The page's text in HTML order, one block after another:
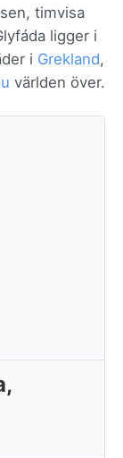
timvisa
ligger i
i Grekland,
världen över.